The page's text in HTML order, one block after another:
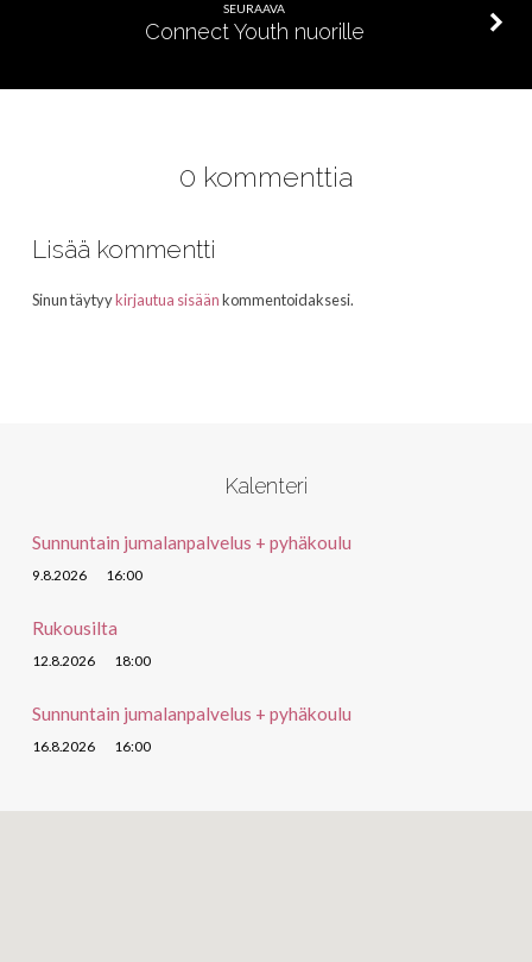
SEURAAVA
Connect Youth nuorille
0 kommenttia
Lisää kommentti
Sinun täytyykirjautua sisäänkommentoidaksesi.
Kalenteri
Sunnuntain jumalanpalvelus + pyhäkoulu
9.8.2026 16:00
Rukousilta
12.8.2026 18:00
Sunnuntain jumalanpalvelus + pyhäkoulu
16.8.2026 16:00